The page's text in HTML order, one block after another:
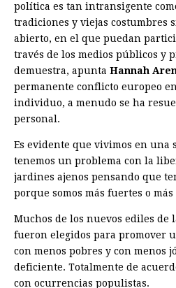
política es tan intransigente
tradiciones y viejas costumbres
abierto, en el que puedan
través de los medios públicos y
demuestra, apunta Hannah
permanente conflicto europeo
individuo, a menudo se ha
personal.
Es evidente que vivimos en una
tenemos un problema con la
jardines ajenos pensando que
porque somos más fuertes o
Muchos de los nuevos ediles de
fueron elegidos para promover
con menos pobres y con menos
deficiente. Totalmente de
con ocurrencias populistas.